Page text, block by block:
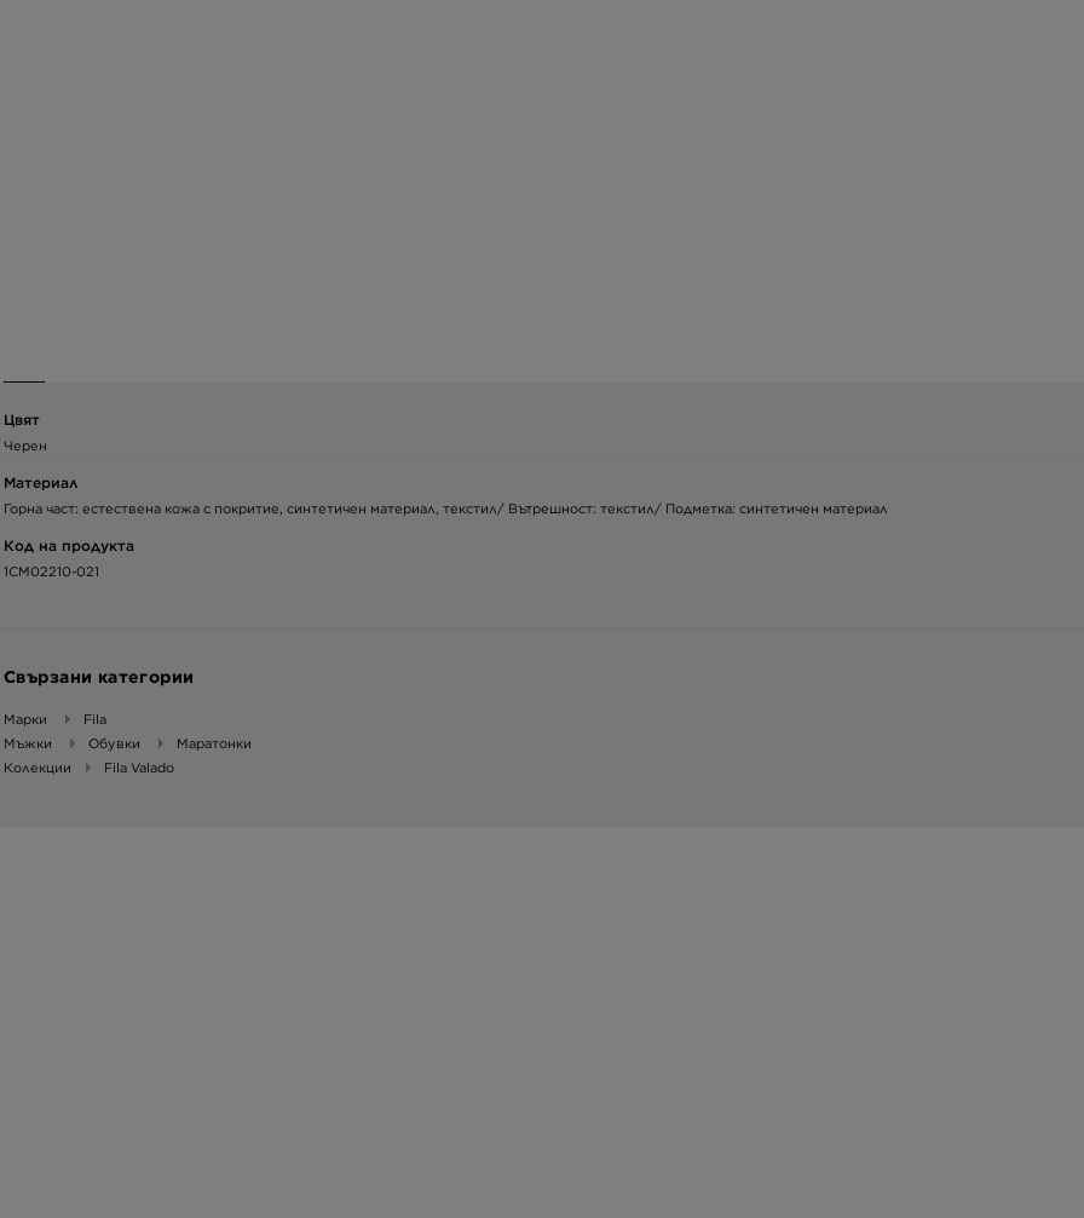
Цвят
Черен
Материал
Горна част: естествена кожа с покритие, синтетичен материал, текстил/ Вътрешност: текстил/ Подметка: синтетичен материал
Код на продукта
1CM02210-021
Свързани категории
Марки
Fila
Мъжки
Обувки
Маратонки
Колекции
Fila Valado